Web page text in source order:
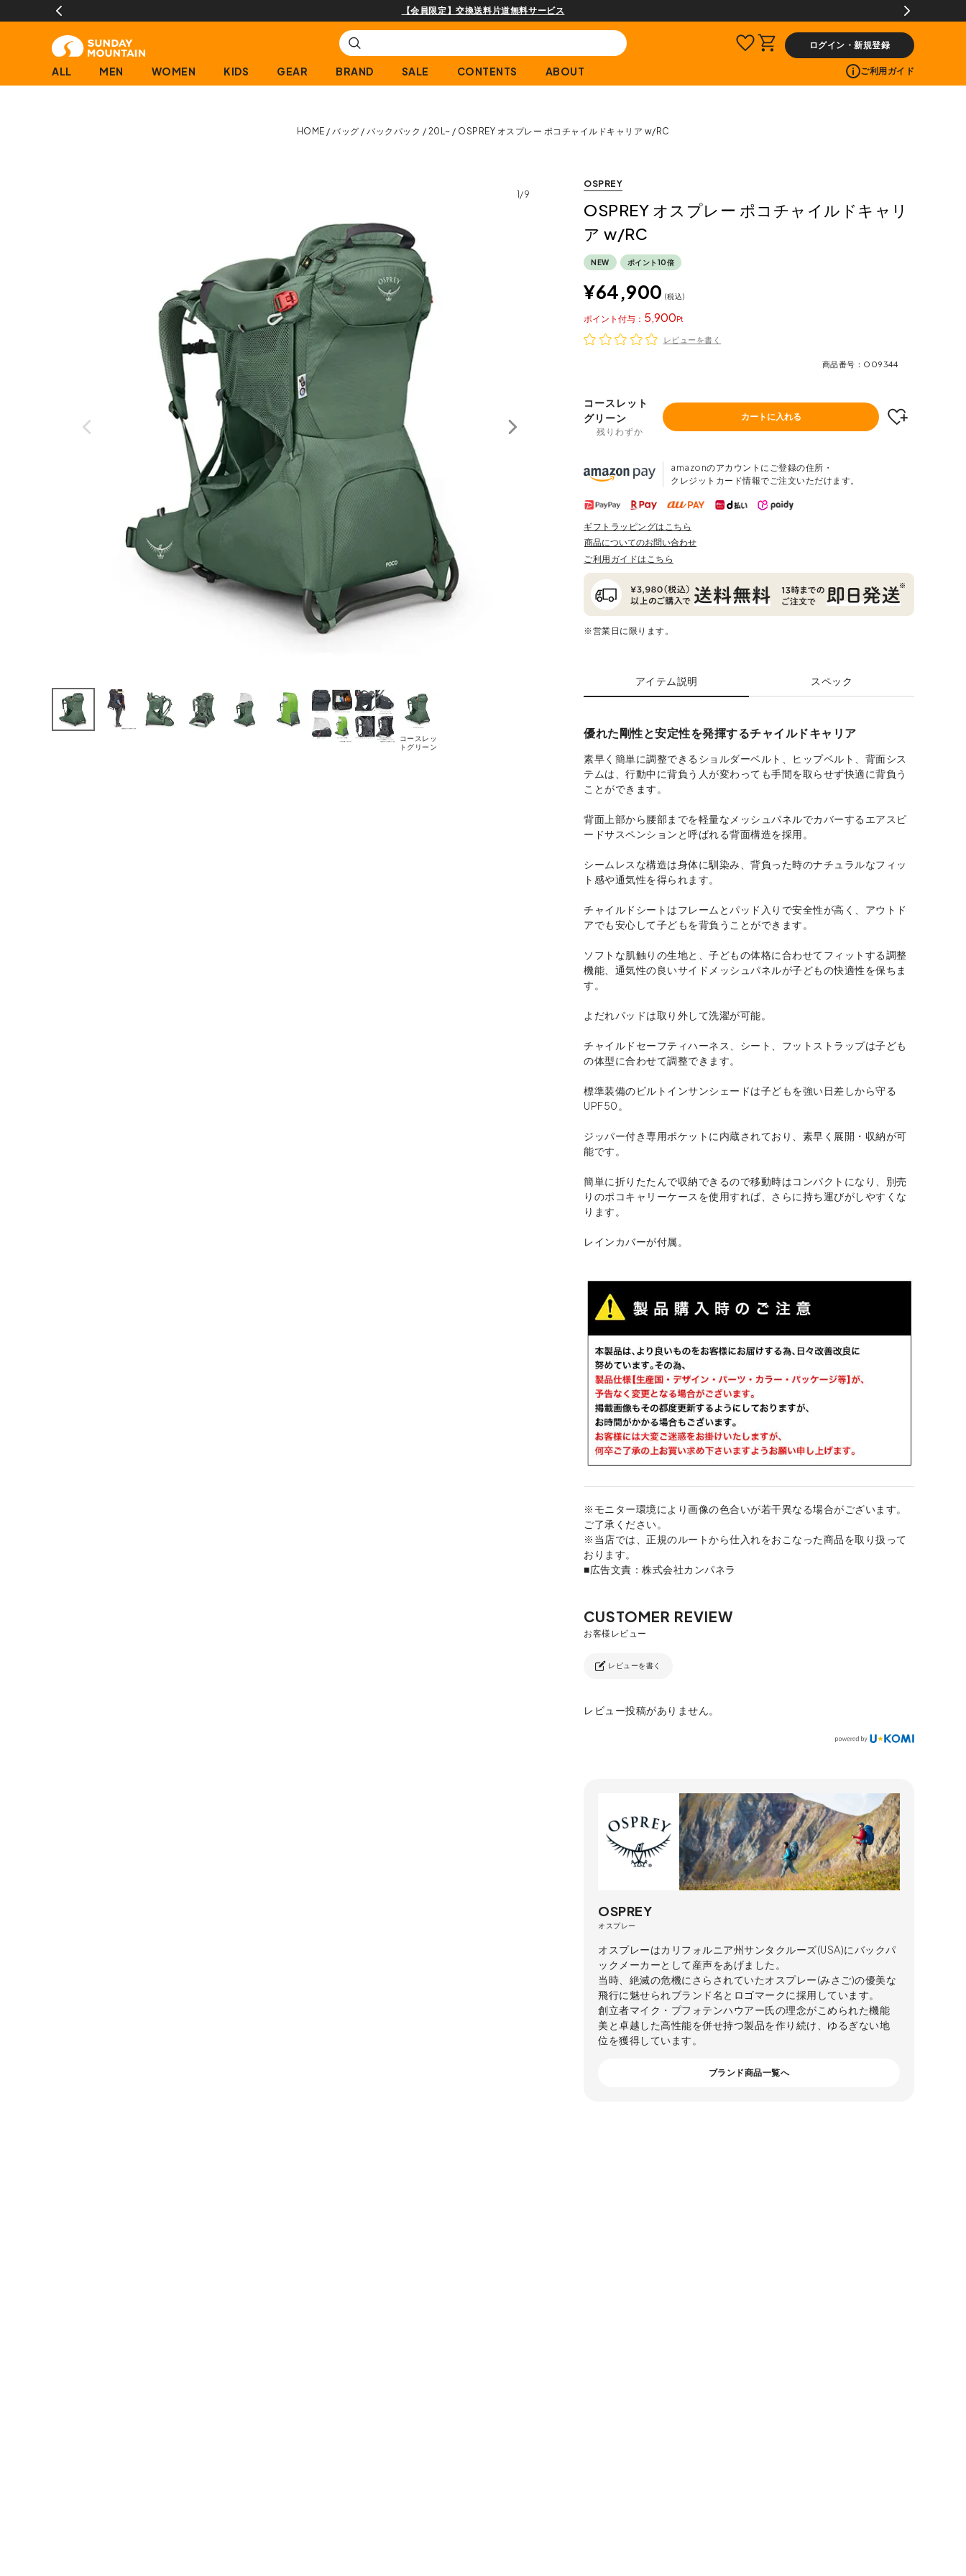
購入商品[¥2,000(税込)以上]のレビュー投稿で300ptプレゼント!
ログイン・新規登録
ALL MEN WOMEN KIDS GEAR BRAND SALE CONTENTS ABOUT ご利用ガイド
HOME バッグ バックパック 20L~ OSPREY オスプレー ポコチャイルドキャリア w/RC
1/9
コースレッ
トグリーン
OSPREY
OSPREY オスプレー ポコチャイルドキャリ
ア w/RC
NEW ポイント10倍
¥64,900 税込
5,900
ポイント
レビューを書く
商品番号 O09344
コースレット
グリーン
残りわずか
カートに入れる
amazonのアカウントにご登録の住所・
クレジットカード情報でご注文いただけます。
ギフトラッピングはこちら
商品についてのお問い合わせ
ご利用ガイドはこちら
※営業日に限ります。
アイテム説明 スペック
優れた剛性と安定性を発揮するチャイルドキャリア
素早く簡単に調整できるショルダーベルト、ヒップベルト、背面シス
テムは、行動中に背負う人が変わっても手間を取らせず快適に背負う
ことができます。
背面上部から腰部までを軽量なメッシュパネルでカバーするエアスピ
ードサスペンションと呼ばれる背面構造を採用。
シームレスな構造は身体に馴染み、背負った時のナチュラルなフィッ
ト感や通気性を得られます。
チャイルドシートはフレームとパッド入りで安全性が高く、アウトド
アでも安心して子どもを背負うことができます。
ソフトな肌触りの生地と、子どもの体格に合わせてフィットする調整
機能、通気性の良いサイドメッシュパネルが子どもの快適性を保ちま
す。
よだれパッドは取り外して洗濯が可能。
チャイルドセーフティハーネス、シート、フットストラップは子ども
の体型に合わせて調整できます。
標準装備のビルトインサンシェードは子どもを強い日差しから守る
UPF50。
ジッパー付き専用ポケットに内蔵されており、素早く展開・収納が可
能です。
簡単に折りたたんで収納できるので移動時はコンパクトになり、別売
りのポコキャリーケースを使用すれば、さらに持ち運びがしやすくな
ります。
レインカバーが付属。
※モニター環境により画像の色合いが若干異なる場合がございます。
ご了承ください。
※当店では、正規のルートから仕入れをおこなった商品を取り扱って
おります。
■広告文責：株式会社カンパネラ
レビューを書く
レビュー投稿がありません。
OSPREY
オスプレー
オスプレーはカリフォルニア州サンタクルーズ(USA)にバックパ
ックメーカーとして産声をあげました。
当時、絶滅の危機にさらされていたオスプレー(みさご)の優美な
飛行に魅せられブランド名とロゴマークに採用しています。
創立者マイク・プフォテンハウアー氏の理念がこめられた機能
美と卓越した高性能を併せ持つ製品を作り続け、ゆるぎない地
位を獲得しています。
ブランド商品一覧へ